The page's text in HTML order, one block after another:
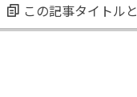
この記事タイトル